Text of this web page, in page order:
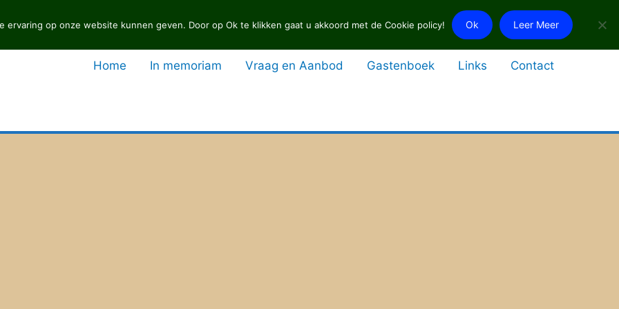
Home In memoriam Vraag en Aanbod Gastenboek Links Contact
op onze website kunnen geven. Door op Ok te klikken gaat u akkoord met de Cookie policy! Ok Leer Meer